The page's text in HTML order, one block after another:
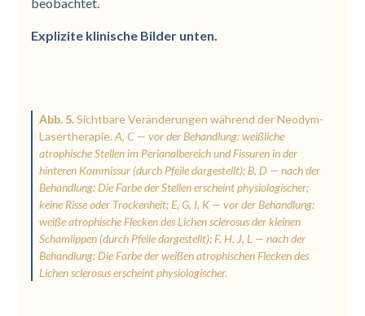
Explizite klinische Bilder unten.
Abb. 5.Sichtbare Veränderungen während der Neodym-
Lasertherapie. A, C — vor der Behandlung: weißliche
atrophische Stellen im Perianalbereich und Fissuren in der
hinteren Kommissur (durch Pfeile dargestellt); B, D — nach der
Behandlung: Die Farbe der Stellen erscheint physiologischer;
keine Risse oder Trockenheit; E, G, I, K — vor der Behandlung:
weiße atrophische Flecken des Lichen sclerosus der kleinen
Schamlippen (durch Pfeile dargestellt); F, H, J, L — nach der
Behandlung: Die Farbe der weißen atrophischen Flecken des
Lichen sclerosus erscheint physiologischer.